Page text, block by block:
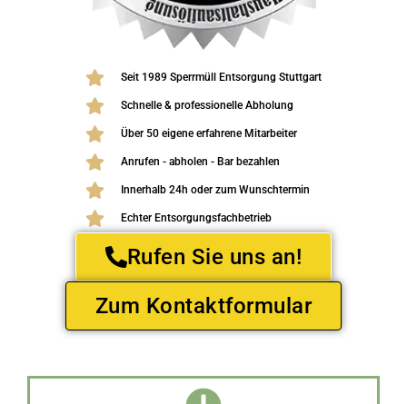
Seit 1989 Sperrmüll Entsorgung Stuttgart
Schnelle & professionelle Abholung
Über 50 eigene erfahrene Mitarbeiter
Anrufen - abholen - Bar bezahlen
Innerhalb 24h oder zum Wunschtermin
Echter Entsorgungsfachbetrieb
Rufen Sie uns an!
Zum Kontaktformular